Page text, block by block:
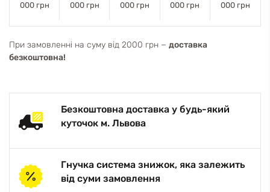
000 грн
000 грн
000 грн
000 грн
000 грн
При замовленні на суму від 2000 грн − доставка
безкоштовна!
Безкоштовна доставка у будь-який
куточок м. Львова
Гнучка система знижок, яка залежить
від суми замовлення